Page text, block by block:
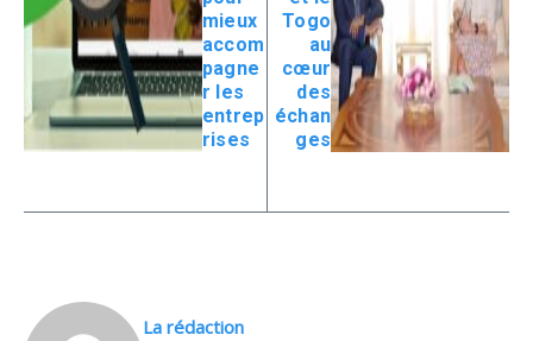
mieux
accom
pagne
r les
entrep
rises
Togo
au
cœur
des
échan
ges
La rédaction